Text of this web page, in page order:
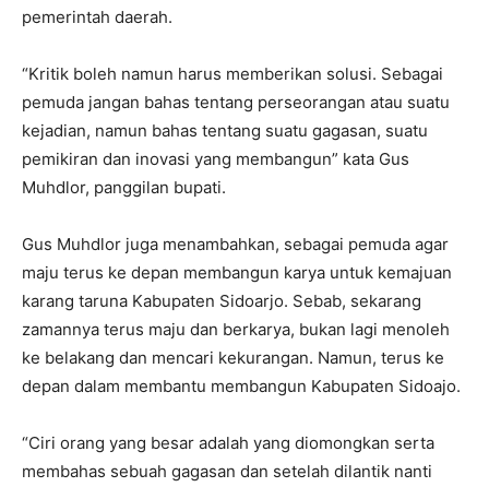
pemerintah daerah.
“Kritik boleh namun harus memberikan solusi. Sebagai
pemuda jangan bahas tentang perseorangan atau suatu
kejadian, namun bahas tentang suatu gagasan, suatu
pemikiran dan inovasi yang membangun” kata Gus
Muhdlor, panggilan bupati.
Gus Muhdlor juga menambahkan, sebagai pemuda agar
maju terus ke depan membangun karya untuk kemajuan
karang taruna Kabupaten Sidoarjo. Sebab, sekarang
zamannya terus maju dan berkarya, bukan lagi menoleh
ke belakang dan mencari kekurangan. Namun, terus ke
depan dalam membantu membangun Kabupaten Sidoajo.
“Ciri orang yang besar adalah yang diomongkan serta
membahas sebuah gagasan dan setelah dilantik nanti